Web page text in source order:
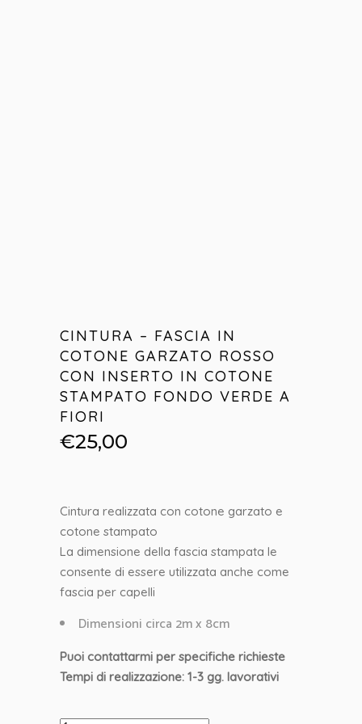
CINTURA – FASCIA IN
COTONE GARZATO ROSSO
CON INSERTO IN COTONE
STAMPATO FONDO VERDE A
FIORI
€25,00
Cintura realizzata con cotone garzato e
cotone stampato
La dimensione della fascia stampata le
consente di essere utilizzata anche come
fascia per capelli
Dimensioni circa 2m x 8cm
Puoi contattarmi per specifiche richieste
Tempi di realizzazione: 1-3 gg. lavorativi